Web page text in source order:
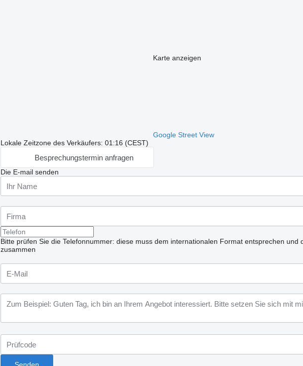
Karte anzeigen
Google Street View
Lokale Zeitzone des Verkäufers: 01:16 (CEST)
Besprechungstermin anfragen
Die E-mail senden
Bitte prüfen Sie die Telefonnummer: diese muss dem internationalen Format entsprechen und
zusammen